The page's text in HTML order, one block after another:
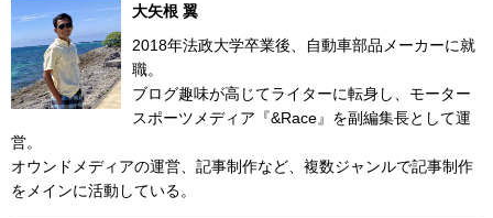
大矢根 翼
2018年法政大学卒業後、自動車部品メーカーに就
職。
ブログ趣味が高じてライターに転身し、モーター
スポーツメディア『&Race』を副編集長として運
営。
オウンドメディアの運営、記事制作など、複数ジャンルで記事制作
をメインに活動している。